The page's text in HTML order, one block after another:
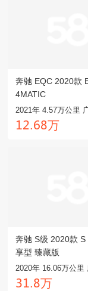
奔驰 EQC 2020款
4MATIC
2021年 4.57万公里
龒龥.餼驋万
奔驰 S级 2020款 S
享型 臻藏版
2020年 16.06万公里
閏龒.驋万